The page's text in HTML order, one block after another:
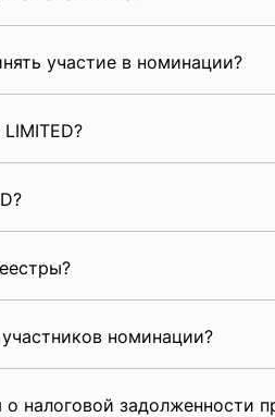
участие в номинации?
номинации?
налоговой задолженности